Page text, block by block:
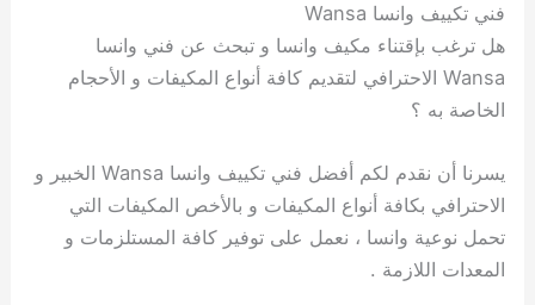
فني تكييف وانسا Wansa
هل ترغب بإقتناء مكيف وانسا و تبحث عن فني وانسا
Wansa الاحترافي لتقديم كافة أنواع المكيفات و الأحجام
الخاصة به ؟
يسرنا أن نقدم لكم أفضل فني تكييف وانسا Wansa الخبير و
الاحترافي بكافة أنواع المكيفات و بالأخص المكيفات التي
تحمل نوعية وانسا ، نعمل على توفير كافة المستلزمات و
المعدات اللازمة .